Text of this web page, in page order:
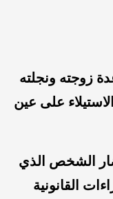
زوجته ونجلته
على عين
الشخص الذي
القانونية